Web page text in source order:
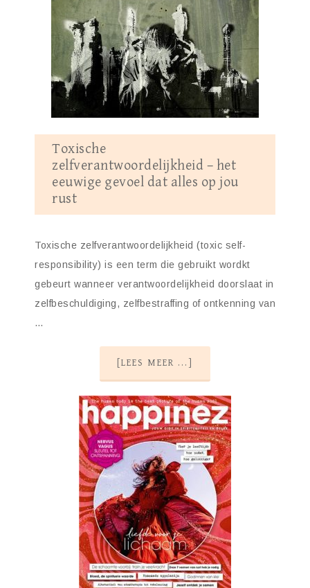
Toxische
zelfverantwoordelijkheid – het
eeuwige gevoel dat alles op jou
rust
Toxische zelfverantwoordelijkheid (toxic self-
responsibility) is een term die gebruikt wordkt
gebeurt wanneer verantwoordelijkheid doorslaat in
zelfbeschuldiging, zelfbestraffing of ontkenning van
…
[LEES MEER ...]